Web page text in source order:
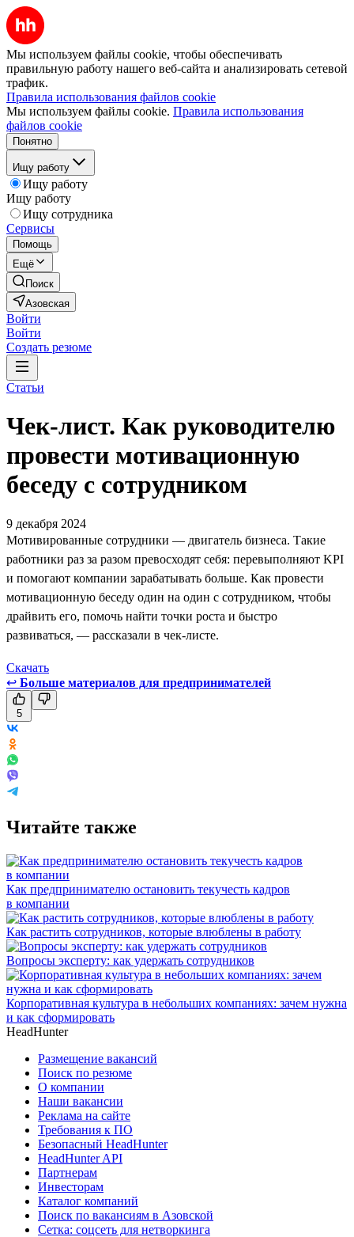
Мы используем файлы cookie, чтобы обеспечивать
правильную работу нашего веб-сайта и анализировать сетевой
трафик.
Правила использования файлов cookie
Мы используем файлы cookie. Правила использования
файлов cookie
Понятно
Ищу работу
Ищу работу
Ищу работу
Ищу сотрудника
Сервисы
Помощь
Ещё
Поиск
Азовская
Войти
Войти
Создать резюме
Статьи
Чек-лист. Как руководителю
провести мотивационную
беседу с сотрудником
9 декабря 2024
Мотивированные сотрудники — двигатель бизнеса. Такие
работники раз за разом превосходят себя: перевыполняют KPI
и помогают компании зарабатывать больше. Как провести
мотивационную беседу один на один с сотрудником, чтобы
драйвить его, помочь найти точки роста и быстро
развиваться, — рассказали в чек-листе.
Скачать
↩ Больше материалов для предпринимателей
5
Читайте также
Как предпринимателю остановить текучесть кадров
в компании
Как растить сотрудников, которые влюблены в работу
Вопросы эксперту: как удержать сотрудников
Корпоративная культура в небольших компаниях: зачем нужна
и как сформировать
HeadHunter
Размещение вакансий
Поиск по резюме
О компании
Наши вакансии
Реклама на сайте
Требования к ПО
Безопасный HeadHunter
HeadHunter API
Партнерам
Инвесторам
Каталог компаний
Поиск по вакансиям в Азовской
Сетка: соцсеть для нетворкинга